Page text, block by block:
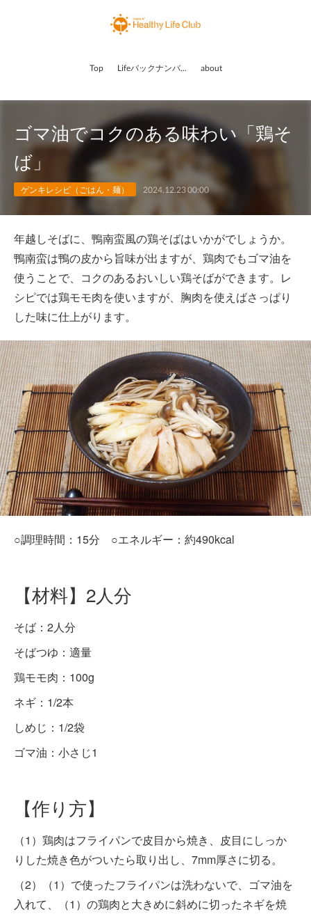
Top Lifeバックナンバー about
ゴマ油でコクのある味わい「鶏そ
ば」
ゲンキレシピ（ごはん・麺） 2024.12.23 00:00
年越しそばに、鴨南蛮風の鶏そばはいかがでしょうか。
鴨南蛮は鴨の皮から旨味が出ますが、鶏肉でもゴマ油を
使うことで、コクのあるおいしい鶏そばができます。レ
シピでは鶏モモ肉を使いますが、胸肉を使えばさっぱり
した味に仕上がります。
○調理時間：15分 ○エネルギー：約490kcal
【材料】2人分
そば：2人分
そばつゆ：適量
鶏モモ肉：100g
ネギ：1/2本
しめじ：1/2袋
ゴマ油：小さじ1
【作り方】
（1）鶏肉はフライパンで皮目から焼き、皮目にしっか
りした焼き色がついたら取り出し、7mm厚さに切る。
（2）（1）で使ったフライパンは洗わないで、ゴマ油を
入れて、（1）の鶏肉と大きめに斜めに切ったネギを焼